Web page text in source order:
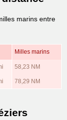
marins entre
Milles marins
58,23 NM
78,29 NM